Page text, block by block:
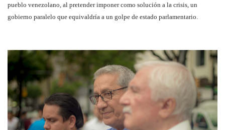
pueblo venezolano, al pretender imponer como solución a la crisis, un
gobierno paralelo que equivaldría a un golpe de estado parlamentario.